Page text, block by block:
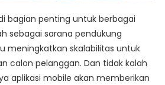
bagian penting untuk berbagai
sebagai sarana pendukung
meningkatkan skalabilitas untuk
calon pelanggan. Dan tidak kalah
aplikasi mobile akan memberikan